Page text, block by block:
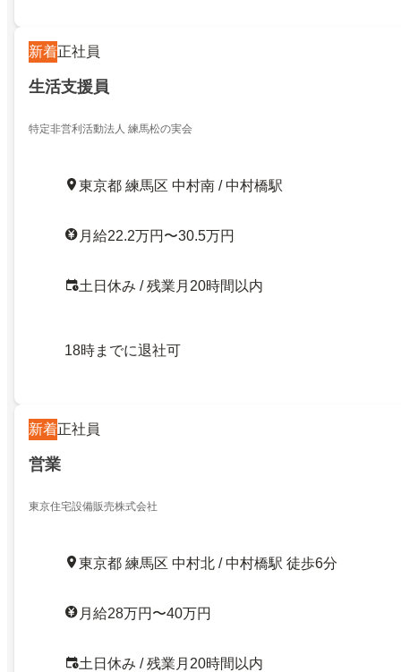
新着正社員
生活支援員
特定非営利活動法人 練馬松の実会
東京都 練馬区 中村南 / 中村橋駅
月給22.2万円〜30.5万円
土日休み / 残業月20時間以内
18時までに退社可
新着正社員
営業
東京住宅設備販売株式会社
東京都 練馬区 中村北 / 中村橋駅 徒歩6分
月給28万円〜40万円
土日休み / 残業月20時間以内